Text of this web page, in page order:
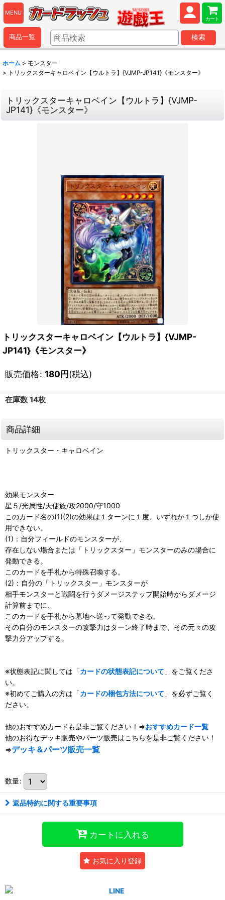
MENU
カート
商品一覧 検索
ホーム > モンスター
> トリックスターキャロベイン【ウルトラ】{VJMP-JP141}《モンスター》
トリックスターキャロベイン【ウルトラ】{VJMP-
JP141}《モンスター》
トリックスターキャロベイン【ウルトラ】{VJMP-
JP141}《モンスター》
販売価格: 180円(税込)
在庫数 14枚
商品詳細
トリックスター・キャロベイン
効果モンスター
星５/光属性/天使族/攻2000/守1000
このカード名の(1)(2)の効果は１ターンに１度、いずれか１つしか使
用できない。
(1)：自分フィールドのモンスターが、
存在しない場合または「トリックスター」モンスターのみの場合に
発動できる。
このカードを手札から特殊召喚する。
(2)：自分の「トリックスター」モンスターが
相手モンスターと戦闘を行うダメージステップ開始時からダメージ
計算前までに、
このカードを手札から墓地へ送って発動できる。
その自分のモンスターの攻撃力はターン終了時まで、その元々の攻
撃力分アップする。
※状態表記に関しては「カードの状態表記について 」をご覧くださ
い。
※初めてご購入の方は「カードの梱包方法について 」を必ずご覧く
ださい。
他のおすすめカードも是非ご覧ください！⇒おすすめカード一覧
他のお得なデッキ販売やパーツ販売はこちらを是非ご覧ください！
⇒デッキ＆パーツ販売一覧
数量:
返品特約に関する重要事項
カートに入れる
お気に入り登録